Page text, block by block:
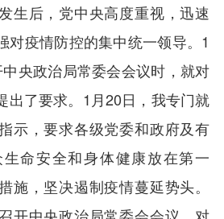
后，党中央高度重视，迅速
对疫情防控的集中统一领导。1
央政治局常委会会议时，就对
出了要求。1月20日，我专门就
示，要求各级党委和政府及有
命安全和身体健康放在第一
施，坚决遏制疫情蔓延势头。